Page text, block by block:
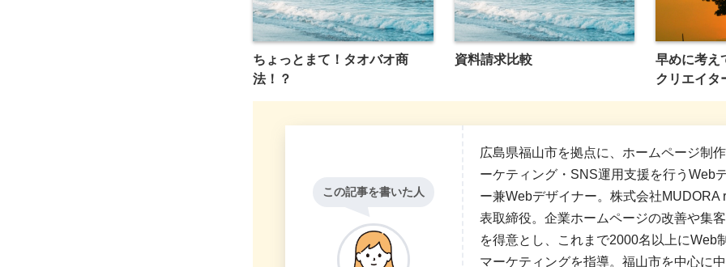
ちょっとまて！タオバオ商
法！？
資料請求比較
早めに考え
クリエイタ
この記事を書いた人
広島県福山市を拠点に、ホームページ制
ーケティング・SNS運用支援を行うWeb
ー兼Webデザイナー。株式会社MUDORA
表取締役。企業ホームページの改善や集
を得意とし、これまで2000名以上にWeb
マーケティングを指導。福山市を中心に